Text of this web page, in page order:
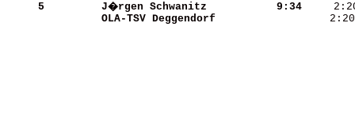
     5
J�rgen Schwanitz
    9:34
OLA-TSV Deggendorf